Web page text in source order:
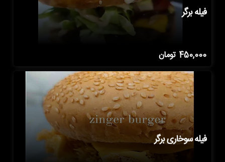
فیله برگر
450,000 تومان
فیله سوخاری برگر